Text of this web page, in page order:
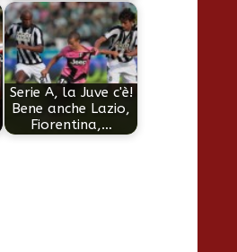
Serie A, la Juve c'è!
Bene anche Lazio,
Fiorentina,…